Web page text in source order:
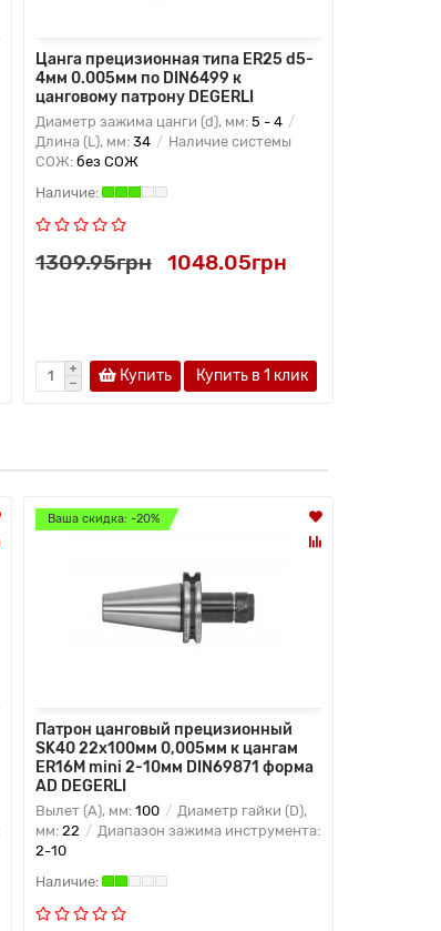
Цанга прецизионная типа ER25 d5-
4мм 0.005мм по DIN6499 к
цанговому патрону DEGERLI
Диаметр зажима цанги (d), мм: 5 - 4
Длина (L), мм: 34
Наличие системы
СОЖ: без СОЖ
1309.95грн 1048.05грн
Купить Купить в 1 клик
Ваша скидка: -20%
Патрон цанговый прецизионный
SK40 22x100мм 0,005мм к цангам
ER16M mini 2-10мм DIN69871 форма
AD DEGERLI
Вылет (A), мм: 100
Диаметр гайки (D),
мм: 22
Диапазон зажима инструмента:
2-10